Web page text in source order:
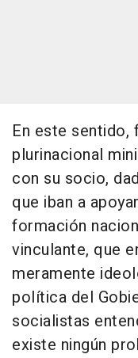
En este sentido,
plurinacional
con su socio,
que iban a
formación
vinculante, que
meramente
política del
socialistas
existe ningún